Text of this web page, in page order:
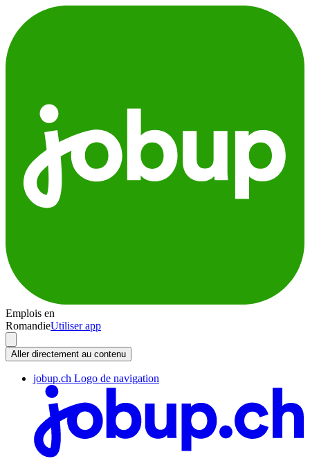
Emplois en
RomandieUtiliser app
Aller directement au contenu
jobup.ch Logo de navigation